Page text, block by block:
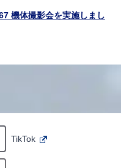
機体撮影会を実施しまし
TikTok